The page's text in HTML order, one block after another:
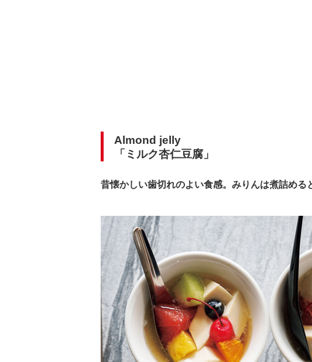
Almond jelly
「ミルク杏仁豆腐」
昔懐かしい歯切れのよい食感。みりんは煮詰める